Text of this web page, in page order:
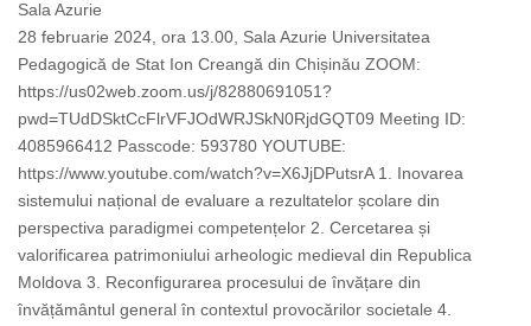
Sala Azurie
28 februarie 2024, ora 13.00, Sala Azurie Universitatea
Pedagogică de Stat Ion Creangă din Chișinău ZOOM:
https://us02web.zoom.us/j/82880691051?
pwd=TUdDSktCcFlrVFJOdWRJSkN0RjdGQT09 Meeting ID:
4085966412 Passcode: 593780 YOUTUBE:
https://www.youtube.com/watch?v=X6JjDPutsrA 1. Inovarea
sistemului național de evaluare a rezultatelor școlare din
perspectiva paradigmei competențelor 2. Cercetarea și
valorificarea patrimoniului arheologic medieval din Republica
Moldova 3. Reconfigurarea procesului de învățare din
învățământul general în contextul provocărilor societale 4.